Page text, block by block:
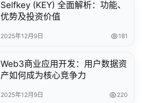
Selfkey (KEY) 全面解析：功能、
优势及投资价值
2025年12月9日 181
Web3商业应用开发：用户数据资
产如何成为核心竞争力
2025年12月9日 220